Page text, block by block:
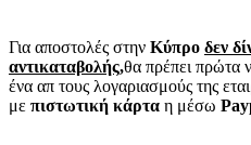
Για αποστολές στην Κύπρο δεν
αντικαταβολής,θα πρέπει πρώτα
ένα απ τους λογαριασμούς της
με πιστωτική κάρτα η μέσω